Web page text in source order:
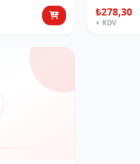
₺278,30
+ KDV